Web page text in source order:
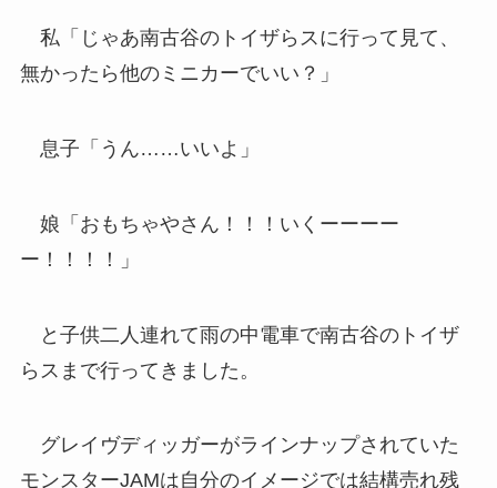
私「じゃあ南古谷のトイザらスに行って見て、
無かったら他のミニカーでいい？」
息子「うん……いいよ」
娘「おもちゃやさん！！！いくーーーー
ー！！！！」
と子供二人連れて雨の中電車で南古谷のトイザ
らスまで行ってきました。
グレイヴディッガーがラインナップされていた
モンスターJAMは自分のイメージでは結構売れ残